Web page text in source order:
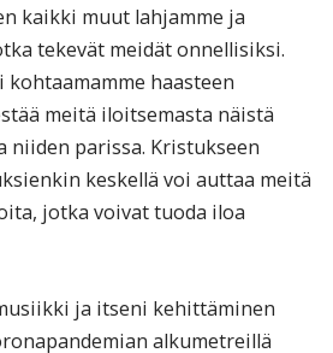
kaikki muut lahjamme ja
tekevät meidät onnellisiksi.
haasteen
meitä iloitsemasta näistä
parissa. Kristukseen
keskellä voi auttaa meitä
jotka voivat tuoda iloa
ja itseni kehittäminen
alkumetreillä